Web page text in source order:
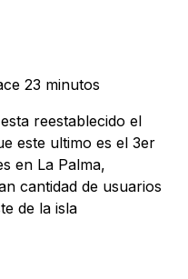
23 minutos
reestablecido el
este ultimo es el 3er
en La Palma,
cantidad de usuarios
de la isla